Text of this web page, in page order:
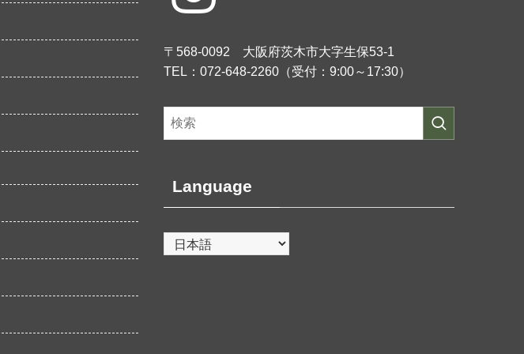
〒568-0092 大阪府茨木市大字生保53-1
TEL：072-648-2260（受付：9:00～17:30）
Language